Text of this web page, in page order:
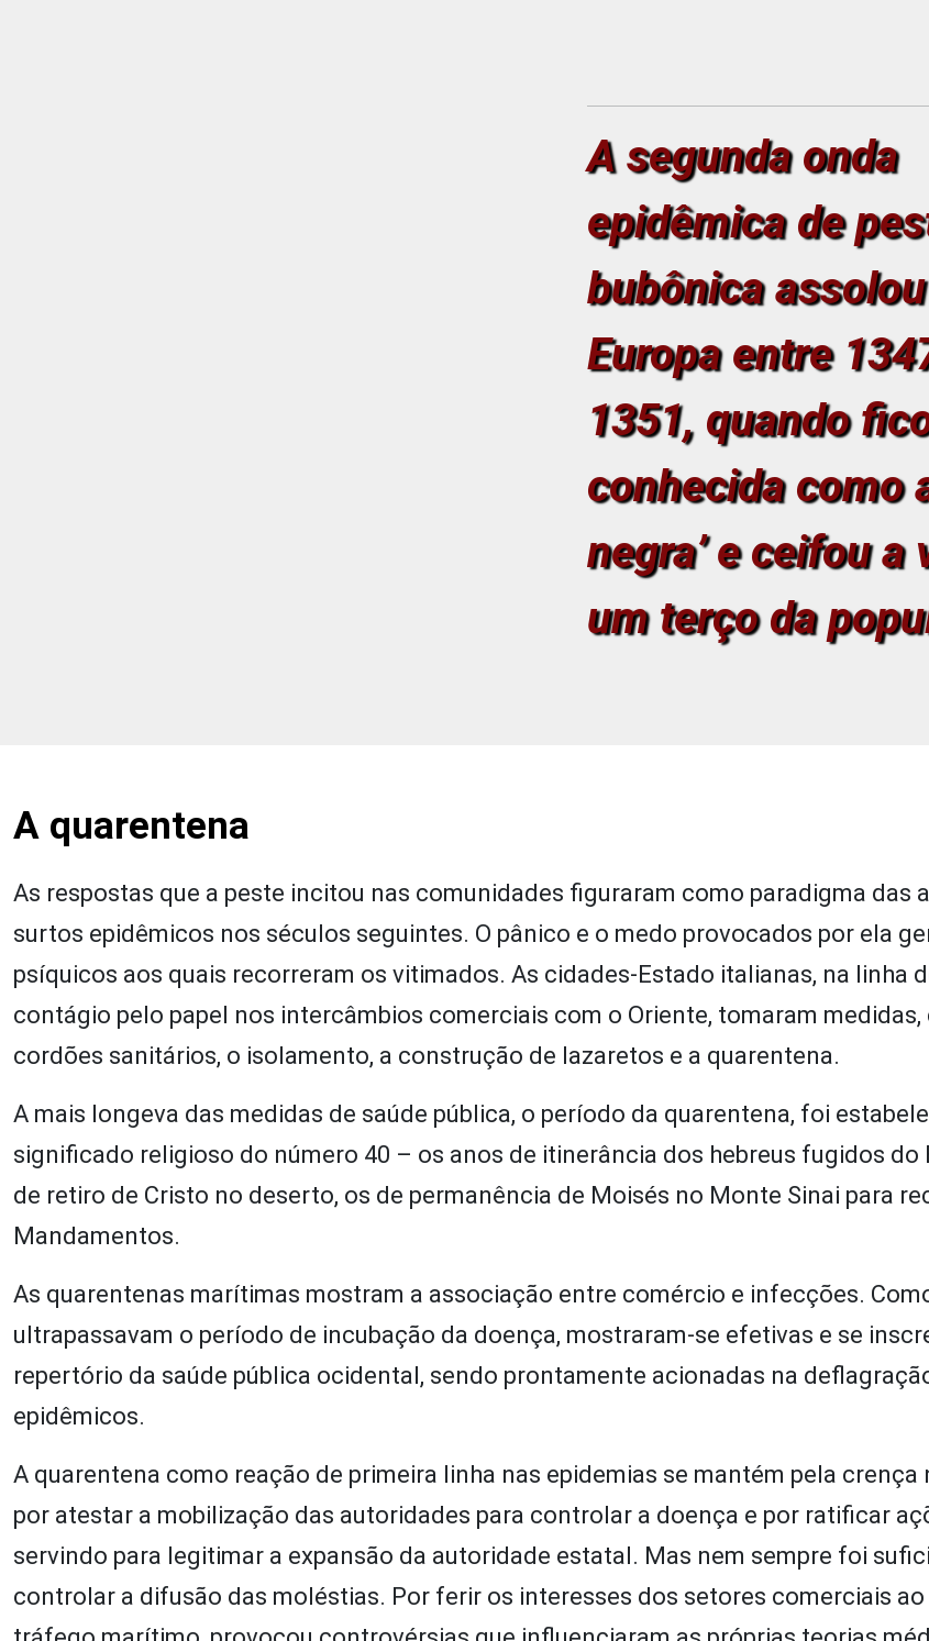
A segunda onda
epidêmica de
bubônica
Europa entre
1351, quando
conhecida como
negra’ e ceifou a
um terço da
A quarentena
As respostas que a peste incitou nas comunidades figuraram como paradigma das
surtos epidêmicos nos séculos seguintes. O pânico e o medo provocados por ela
psíquicos aos quais recorreram os vitimados. As cidades-Estado italianas, na linha
contágio pelo papel nos intercâmbios comerciais com o Oriente, tomaram medidas,
cordões sanitários, o isolamento, a construção de lazaretos e a quarentena.
A mais longeva das medidas de saúde pública, o período da quarentena, foi
significado religioso do número 40 – os anos de itinerância dos hebreus fugidos do
de retiro de Cristo no deserto, os de permanência de Moisés no Monte Sinai para
Mandamentos.
As quarentenas marítimas mostram a associação entre comércio e infecções.
ultrapassavam o período de incubação da doença, mostraram-se efetivas e se
repertório da saúde pública ocidental, sendo prontamente acionadas na
epidêmicos.
A quarentena como reação de primeira linha nas epidemias se mantém pela crença
por atestar a mobilização das autoridades para controlar a doença e por ratificar
servindo para legitimar a expansão da autoridade estatal. Mas nem sempre foi
controlar a difusão das moléstias. Por ferir os interesses dos setores comerciais